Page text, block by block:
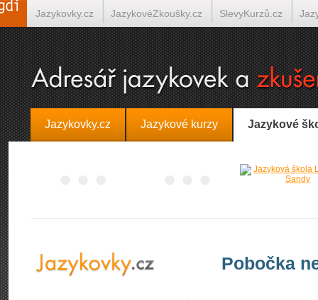
Jazykovky.cz Jazykové kurzy Jazykové
Pobočka
Jazykovky.cz JazykovéZkoušky.cz SlevyKurzů.cz
Španělština on-line Italština on-line Tlumočení-